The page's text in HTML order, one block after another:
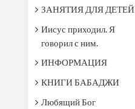
ЗАНЯТИЯ ДЛЯ ДЕТЕЙ
Иисус приходил. Я
говорил с ним.
ИНФОРМАЦИЯ
КНИГИ БАБАДЖИ
Любящий Бог